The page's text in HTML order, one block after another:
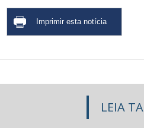
LEIA